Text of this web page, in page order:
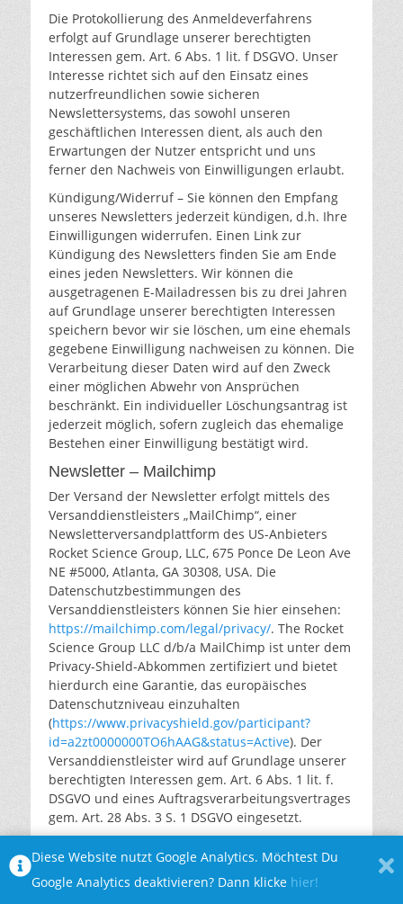
Die Protokollierung des Anmeldeverfahrens
erfolgt auf Grundlage unserer berechtigten
Interessen gem. Art. 6 Abs. 1 lit. f DSGVO. Unser
Interesse richtet sich auf den Einsatz eines
nutzerfreundlichen sowie sicheren
Newslettersystems, das sowohl unseren
geschäftlichen Interessen dient, als auch den
Erwartungen der Nutzer entspricht und uns
ferner den Nachweis von Einwilligungen erlaubt.
Kündigung/Widerruf – Sie können den Empfang
unseres Newsletters jederzeit kündigen, d.h. Ihre
Einwilligungen widerrufen. Einen Link zur
Kündigung des Newsletters finden Sie am Ende
eines jeden Newsletters. Wir können die
ausgetragenen E-Mailadressen bis zu drei Jahren
auf Grundlage unserer berechtigten Interessen
speichern bevor wir sie löschen, um eine ehemals
gegebene Einwilligung nachweisen zu können. Die
Verarbeitung dieser Daten wird auf den Zweck
einer möglichen Abwehr von Ansprüchen
beschränkt. Ein individueller Löschungsantrag ist
jederzeit möglich, sofern zugleich das ehemalige
Bestehen einer Einwilligung bestätigt wird.
Newsletter – Mailchimp
Der Versand der Newsletter erfolgt mittels des
Versanddienstleisters „MailChimp“, einer
Newsletterversandplattform des US-Anbieters
Rocket Science Group, LLC, 675 Ponce De Leon Ave
NE #5000, Atlanta, GA 30308, USA. Die
Datenschutzbestimmungen des
Versanddienstleisters können Sie hier einsehen:
https://mailchimp.com/legal/privacy/. The Rocket
Science Group LLC d/b/a MailChimp ist unter dem
Privacy-Shield-Abkommen zertifiziert und bietet
hierdurch eine Garantie, das europäisches
Datenschutzniveau einzuhalten
(https://www.privacyshield.gov/participant?
id=a2zt0000000TO6hAAG&status=Active). Der
Versanddienstleister wird auf Grundlage unserer
berechtigten Interessen gem. Art. 6 Abs. 1 lit. f.
DSGVO und eines Auftragsverarbeitungsvertrages
gem. Art. 28 Abs. 3 S. 1 DSGVO eingesetzt.
Empfänger in pseudonymer Form, d.h. ohne
Zuordnung zu einem Nutzer, zur Optimierung
Diese Website nutzt Google Analytics. Möchtest Du
Google Analytics deaktivieren? Dann klicke hier!